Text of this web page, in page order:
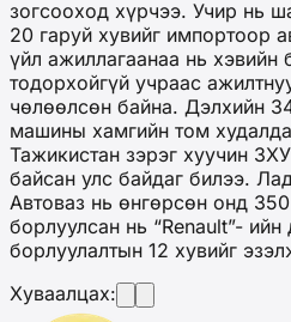
зогсооход хүрчээ. Учир нь
20 гаруй хувийг импортоор
үйл ажиллагаанаа нь хэвийн
тодорхойгүй учраас
чөлөөлсөн байна. Дэлхийн
машины хамгийн том
Тажикистан зэрэг хуучин
байсан улс байдаг билээ.
Автоваз нь өнгөрсөн онд
борлуулсан нь “Renault”-
борлуулалтын 12 хувийг
Хуваалцах: